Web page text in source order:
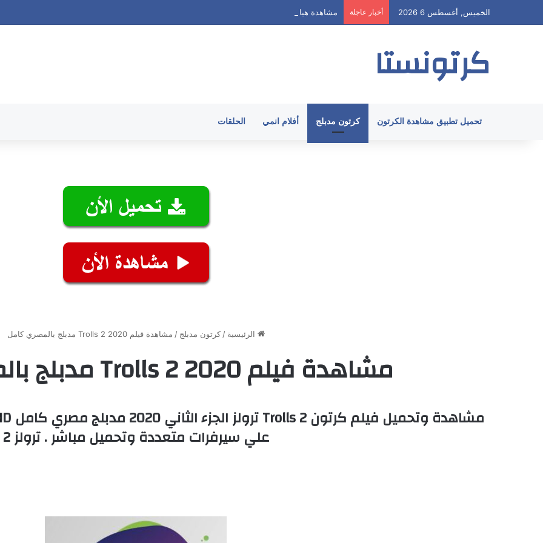
الخميس, أغسطس 6 2026 أخبار عاجلة مشاهدة هيا ارنولد الحلقة 62 مدبلج HD جميع الحلقات
كرتونستا
تحميل تطبيق مشاهدة الكرتون كرتون مدبلج أفلام انمي الحلقات
الرئيسية / كرتون مدبلج / مشاهدة فيلم Trolls 2 2020 مدبلج بالمصري كامل
مشاهدة فيلم Trolls 2 2020 مدبلج بالمصري كامل
علي سيرفرات متعددة وتحميل مباشر . ترولز 2